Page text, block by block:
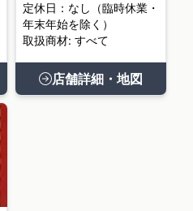
定休日：なし（臨時休業・
年末年始を除く）
取扱商材: すべて
店舗詳細・地図